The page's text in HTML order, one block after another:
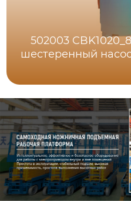
502003
шестеренный